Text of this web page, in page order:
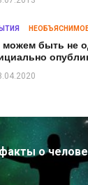
быть не
о